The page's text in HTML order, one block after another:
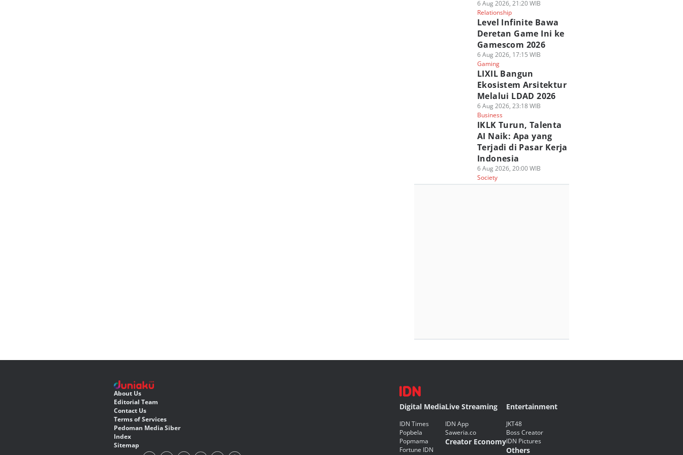
6 Aug 2026, 21:20 WIB
Relationship
Level Infinite Bawa
Deretan Game Ini ke
Gamescom 2026
6 Aug 2026, 17:15 WIB
Gaming
LIXIL Bangun
Ekosistem Arsitektur
Melalui LDAD 2026
6 Aug 2026, 23:18 WIB
Business
IKLK Turun, Talenta
AI Naik: Apa yang
Terjadi di Pasar Kerja
Indonesia
6 Aug 2026, 20:00 WIB
Society
About Us
Editorial Team
Contact Us
Terms of Services
Pedoman Media Siber
Index
Sitemap
Digital Media
IDN Times
Popbela
Popmama
Fortune IDN
Live Streaming
IDN App
Saweria.co
Creator Economy
Entertainment
JKT48
Boss Creator
IDN Pictures
Others